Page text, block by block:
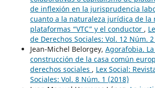
de inflexión en la jurisprudencia
cuanto a la naturaleza jurídica de la
plataformas “VTC” y el conductor ,
de Derechos Sociales: Vol. 12 Núm.
Jean-Michel Belorgey, Agorafobia.
construcción de la casa común
derechos sociales , Lex Social:
Sociales: Vol. 8 Núm. 1 (2018)